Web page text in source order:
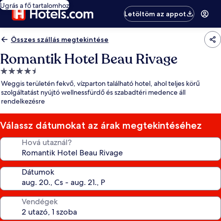
Ugrás a fő tartalomhoz
Letöltöm az appot
Összes szállás megtekintése
Romantik Hotel Beau Rivage
4.5
csillagos
szálláshely
Weggis területén fekvő, vízparton található hotel, ahol teljes körű
szolgáltatást nyújtó wellnessfürdő és szabadtéri medence áll
rendelkezésre
Válassz dátumokat az árak megtekintéséhez
Hová utaznál?
Dátumok
Vendégek